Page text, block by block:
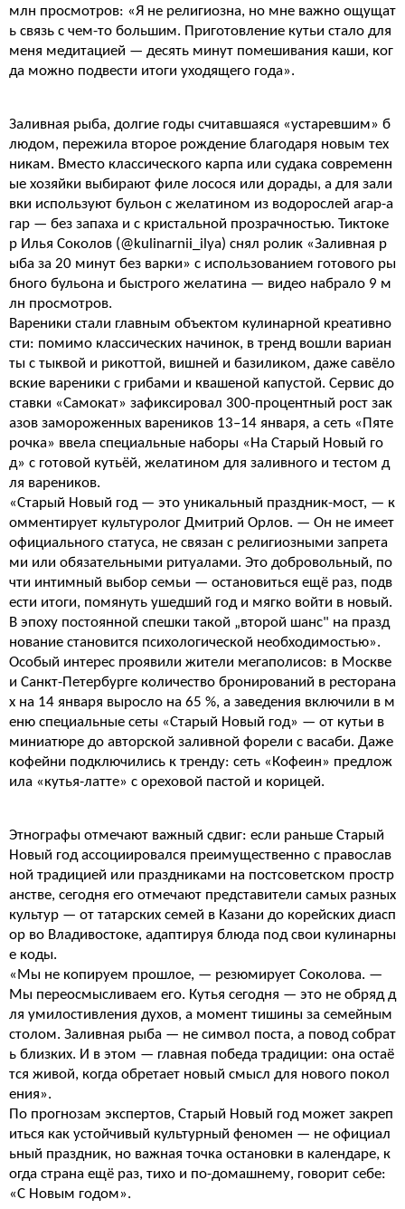
млн просмотров: «Я не религиозна, но мне важно ощущат
ь связь с чем-то большим. Приготовление кутьи стало для
меня медитацией — десять минут помешивания каши, ког
да можно подвести итоги уходящего года».
Заливная рыба, долгие годы считавшаяся «устаревшим» б
людом, пережила второе рождение благодаря новым тех
никам. Вместо классического карпа или судака современн
ые хозяйки выбирают филе лосося или дорады, а для зали
вки используют бульон с желатином из водорослей агар-а
гар — без запаха и с кристальной прозрачностью. Тиктоке
р Илья Соколов (@kulinarnii_ilya) снял ролик «Заливная р
ыба за 20 минут без варки» с использованием готового ры
бного бульона и быстрого желатина — видео набрало 9 м
лн просмотров.
Вареники стали главным объектом кулинарной креативно
сти: помимо классических начинок, в тренд вошли вариан
ты с тыквой и рикоттой, вишней и базиликом, даже савёло
вские вареники с грибами и квашеной капустой. Сервис до
ставки «Самокат» зафиксировал 300-процентный рост зак
азов замороженных вареников 13–14 января, а сеть «Пяте
рочка» ввела специальные наборы «На Старый Новый го
д» с готовой кутьёй, желатином для заливного и тестом д
ля вареников.
«Старый Новый год — это уникальный праздник-мост, — к
омментирует культуролог Дмитрий Орлов. — Он не имеет
официального статуса, не связан с религиозными запрета
ми или обязательными ритуалами. Это добровольный, по
чти интимный выбор семьи — остановиться ещё раз, подв
ести итоги, помянуть ушедший год и мягко войти в новый.
В эпоху постоянной спешки такой „второй шанс" на празд
нование становится психологической необходимостью».
Особый интерес проявили жители мегаполисов: в Москве
и Санкт-Петербурге количество бронирований в ресторана
х на 14 января выросло на 65 %, а заведения включили в м
еню специальные сеты «Старый Новый год» — от кутьи в
миниатюре до авторской заливной форели с васаби. Даже
кофейни подключились к тренду: сеть «Кофеин» предлож
ила «кутья-латте» с ореховой пастой и корицей.
Этнографы отмечают важный сдвиг: если раньше Старый
Новый год ассоциировался преимущественно с православ
ной традицией или праздниками на постсоветском простр
анстве, сегодня его отмечают представители самых разных
культур — от татарских семей в Казани до корейских диасп
ор во Владивостоке, адаптируя блюда под свои кулинарны
е коды.
«Мы не копируем прошлое, — резюмирует Соколова. —
Мы переосмысливаем его. Кутья сегодня — это не обряд д
ля умилостивления духов, а момент тишины за семейным
столом. Заливная рыба — не символ поста, а повод собрат
ь близких. И в этом — главная победа традиции: она остаё
тся живой, когда обретает новый смысл для нового покол
ения».
По прогнозам экспертов, Старый Новый год может закреп
иться как устойчивый культурный феномен — не официал
ьный праздник, но важная точка остановки в календаре, к
огда страна ещё раз, тихо и по-домашнему, говорит себе:
«С Новым годом».